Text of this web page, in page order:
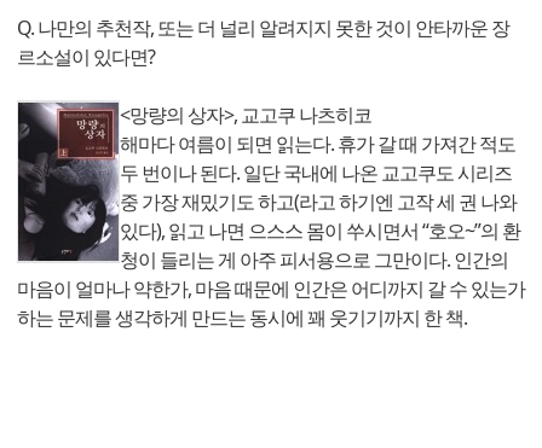
Q. 나만의 추천작, 또는 더 널리 알려지지 못한 것이 안타까운 장
르소설이 있다면?
<망량의 상자>, 교고쿠 나츠히코
해마다 여름이 되면 읽는다. 휴가 갈 때 가져간 적도
두 번이나 된다. 일단 국내에 나온 교고쿠도 시리즈
중 가장 재밌기도 하고(라고 하기엔 고작 세 권 나와
있다), 읽고 나면 으스스 몸이 쑤시면서 “호오~”의 환
청이 들리는 게 아주 피서용으로 그만이다. 인간의
마음이 얼마나 약한가, 마음 때문에 인간은 어디까지 갈 수 있는가
하는 문제를 생각하게 만드는 동시에 꽤 웃기기까지 한 책.